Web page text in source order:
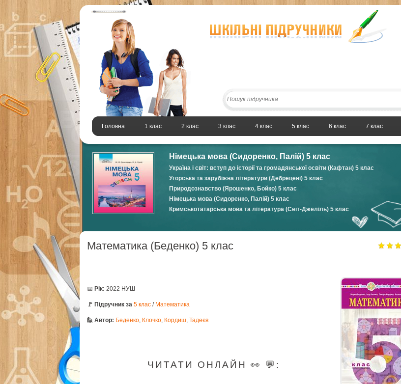
Головна 1 клас 2 клас 3 клас 4 клас 5 клас 6 клас 7 клас
Німецька мова (Сидоренко, Палій) 5 клас
Україна і світ: вступ до історії та громадянської освіти (Кафтан) 5 клас
Угорська та зарубіжна літератури (Дебрецені) 5 клас
Природознавство (Ярошенко, Бойко) 5 клас
Німецька мова (Сидоренко, Палій) 5 клас
Кримськотатарська мова та література (Сеїт-Джеліль) 5 клас
Математика (Беденко) 5 клас
📅 Рік: 2022 НУШ
🚩 Підручник за 5 клас / Математика
🙋 Автор: Беденко, Клочко, Кордиш, Тадеєв
ЧИТАТИ ОНЛАЙН 👀 💬: